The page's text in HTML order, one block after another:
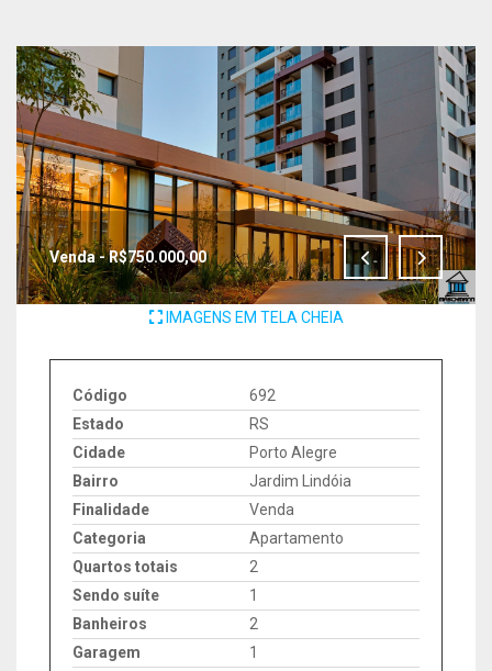
Venda - R$750.000,00
IMAGENS EM TELA CHEIA
Código
692
Estado
RS
Cidade
Porto Alegre
Bairro
Jardim Lindóia
Finalidade
Venda
Categoria
Apartamento
Quartos totais
2
Sendo suíte
1
Banheiros
2
Garagem
1